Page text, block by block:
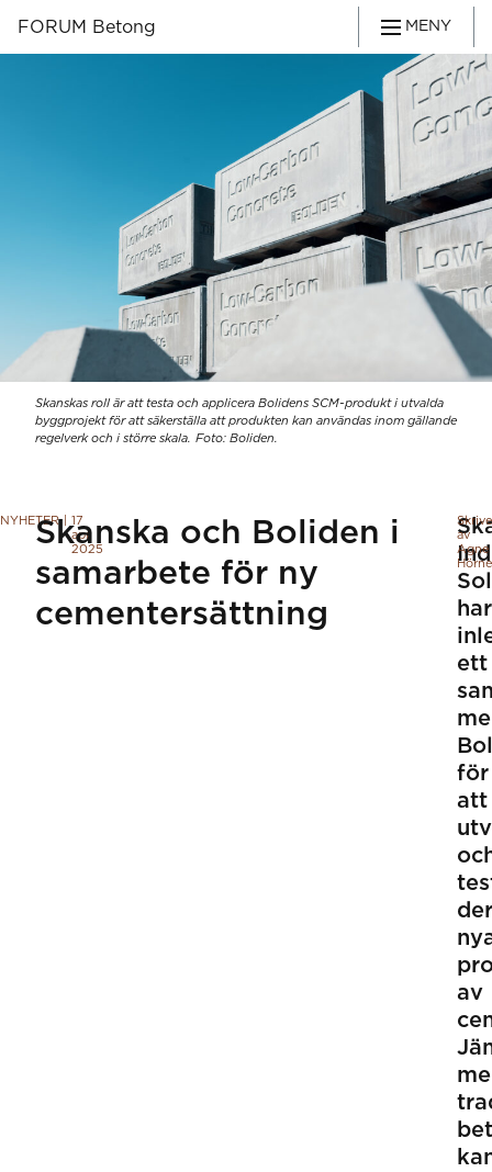
FORUM Betong MENY
Skanskas roll är att testa och applicera Bolidens SCM-produkt i utvalda
byggprojekt för att säkerställa att produkten kan användas inom gällande
regelverk och i större skala. Foto: Boliden.
NYHETER
17
apr.
2025
Skanska och Boliden i
samarbete för ny
cementersättning
har
ett
för
att
av
av
Agne